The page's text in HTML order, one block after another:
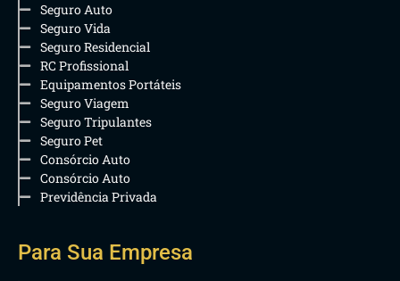
Seguro Auto
Seguro Vida
Seguro Residencial
RC Profissional
Equipamentos Portáteis
Seguro Viagem
Seguro Tripulantes
Seguro Pet
Consórcio Auto
Consórcio Auto
Previdência Privada
Para Sua Empresa